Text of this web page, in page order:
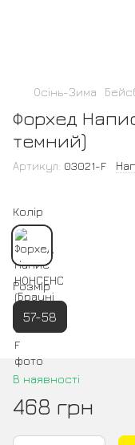
Осінь-Зима
Форхед
темний)
Артикул: 03021-F
Колір
Розмір
57-58
В наявності
468 грн